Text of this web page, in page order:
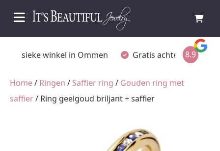
Fysieke winkel in Ommen Gratis achteraf betalen
8.9
Home/ Ringen / Saffier ring / Gouden ring met
saffier/ Ring geelgoud briljant + saffier